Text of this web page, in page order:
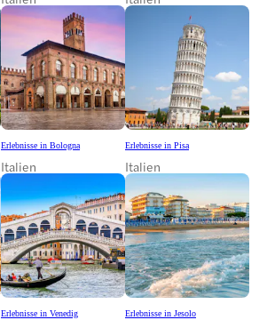
Erlebnisse in Bologna
Italien
Erlebnisse in Pisa
Italien
Erlebnisse in Venedig Erlebnisse in Jesolo